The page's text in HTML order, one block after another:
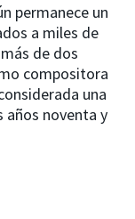
permanece un
a miles de
de dos
compositora
una
años noventa y